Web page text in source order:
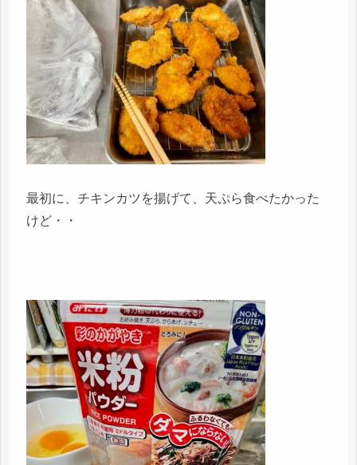
最初に、チキンカツを揚げて、天ぷら食べたかった
けど・・